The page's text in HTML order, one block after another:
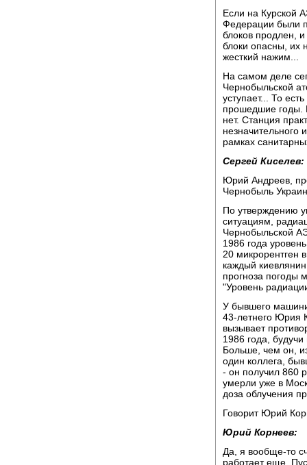
Если на Курской
Федерации были
блоков продлен,
блоки опасны, их
жесткий нажим...
На самом деле
Чернобыльской
уступает... То
прошедшие годы.
нет. Станция
незначительного
рамках
Сергей Киселев:
Юрий Андреев,
Чернобыль
По утверждению
ситуациям,
Чернобыльской
1986 года
20 микрорентген
каждый
прогноза погоды
"Уровень
У бывшего
43-летнего Юрия
вызывает
1986 года,
Больше, чем он,
один коллега,
- он получил 860
умерли уже в
доза облучения
Говорит Юрий
Юрий Корнеев:
Да, я вообще-то
работает еще.